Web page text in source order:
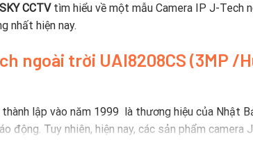
SKY CCTVtìm hiểu về một mẫu Camera IP J-Tech
nhất hiện nay.
ngoài trời UAI8208CS (3MP
lập vào năm 1999 là thương hiệu của Nhật
động. Tuy nhiên, hiện nay, các sản phẩm